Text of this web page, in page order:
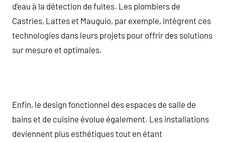
d’eau à la détection de fuites. Les plombiers de
Castries, Lattes et Mauguio, par exemple, intègrent ces
technologies dans leurs projets pour offrir des solutions
sur mesure et optimales.
Enfin, le design fonctionnel des espaces de salle de
bains et de cuisine évolue également. Les installations
deviennent plus esthétiques tout en étant